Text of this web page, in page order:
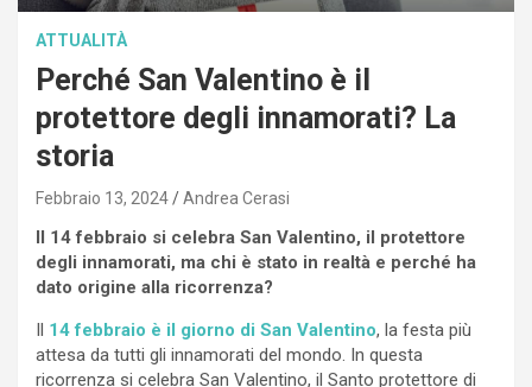
ATTUALITÀ
Perché San Valentino è il
protettore degli innamorati? La
storia
Febbraio 13, 2024 Andrea Cerasi
Il 14 febbraio si celebra San Valentino, il protettore
degli innamorati, ma chi è stato in realtà e perché ha
dato origine alla ricorrenza?
14 febbraio è il giorno di San Valentino, la festa più
attesa da tutti gli innamorati del mondo. In questa
ricorrenza si celebra San Valentino, il Santo protettore di